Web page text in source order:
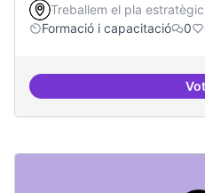
Treballem el pla
Formació i capacitació
0